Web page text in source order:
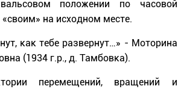
положении по часовой
«своим» на исходном месте.
как тебе развернут…» - Моторина
(1934 г.р., д. Тамбовка).
перемещений, вращений и